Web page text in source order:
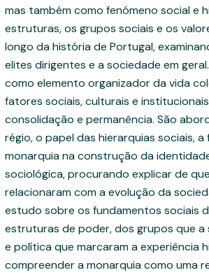
mas também como fenómeno social e
estruturas, os grupos sociais e os
longo da história de Portugal,
elites dirigentes e a sociedade em
como elemento organizador da vida
fatores sociais, culturais e
consolidação e permanência. São
régio, o papel das hierarquias sociais,
monarquia na construção da
sociológica, procurando explicar de
relacionaram com a evolução da
estudo sobre os fundamentos sociais
estruturas de poder, dos grupos que
e política que marcaram a experiência
compreender a monarquia como uma